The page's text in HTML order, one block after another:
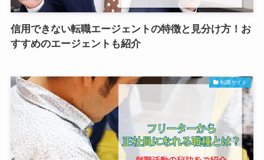
信用できない転職エージェントの特徴と見分け方！お
すすめのエージェントも紹介
転職サイト